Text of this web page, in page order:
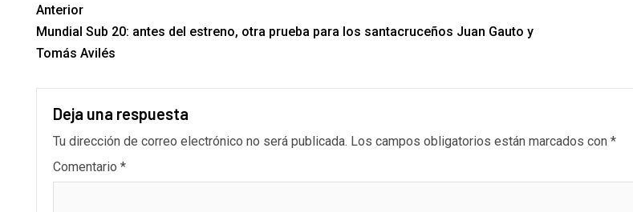
Anterior
Mundial Sub 20: antes del estreno, otra prueba para los santacruceños Juan Gauto y
Tomás Avilés
Deja una respuesta
Tu dirección de correo electrónico no será publicada. Los campos obligatorios están marcados con *
Comentario *